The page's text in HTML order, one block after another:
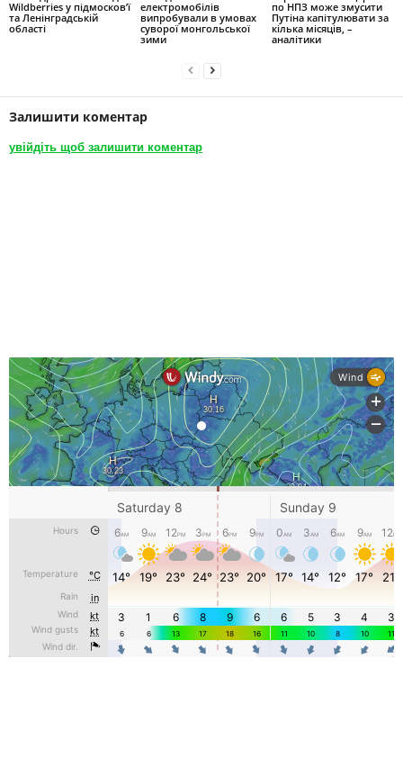
Wildberries у підмосков’ї
та Ленінградській
області
електромобілів
випробували в умовах
суворої монгольської
зими
по НПЗ може змусити
Путіна капітулювати за
кілька місяців, –
аналітики
Залишити коментар
увійдіть щоб залишити коментар